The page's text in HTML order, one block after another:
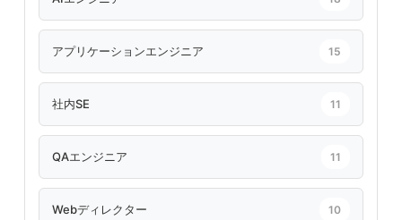
アプリケーションエンジニア 15
社内SE 11
QAエンジニア 11
Webディレクター 10